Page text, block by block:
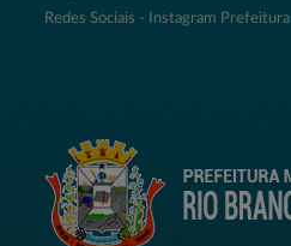
Redes Sociais - Instagram Prefeitura